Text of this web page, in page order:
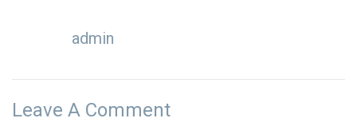
admin
Leave A Comment